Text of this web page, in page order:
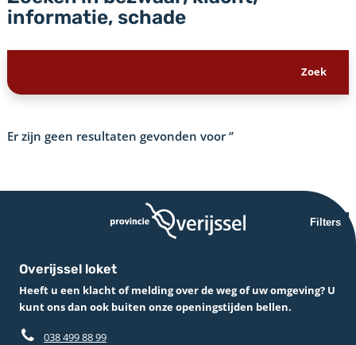
informatie, schade
Er zijn geen resultaten gevonden voor‘’
Filters
Overijssel loket
Heeft u een klacht of melding over de weg of uw omgeving? U
kunt ons dan ook buiten onze openingstijden bellen.
038 499 88 99